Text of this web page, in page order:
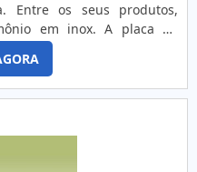
Entre os seus produtos,
em inox. A placa de
durável e resistente,
o patrimônio de uma
público. Feita em aço
resistência à corrosão,
permitindo a inclusão de